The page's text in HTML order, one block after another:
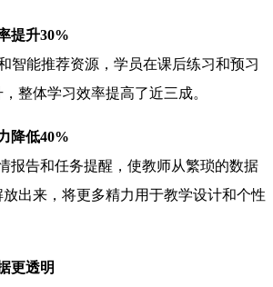
提升30%
能推荐资源，学员在课后练习和预习
整体学习效率提高了近三成。
降低40%
告和任务提醒，使教师从繁琐的数据
出来，将更多精力用于教学设计和个性
更透明